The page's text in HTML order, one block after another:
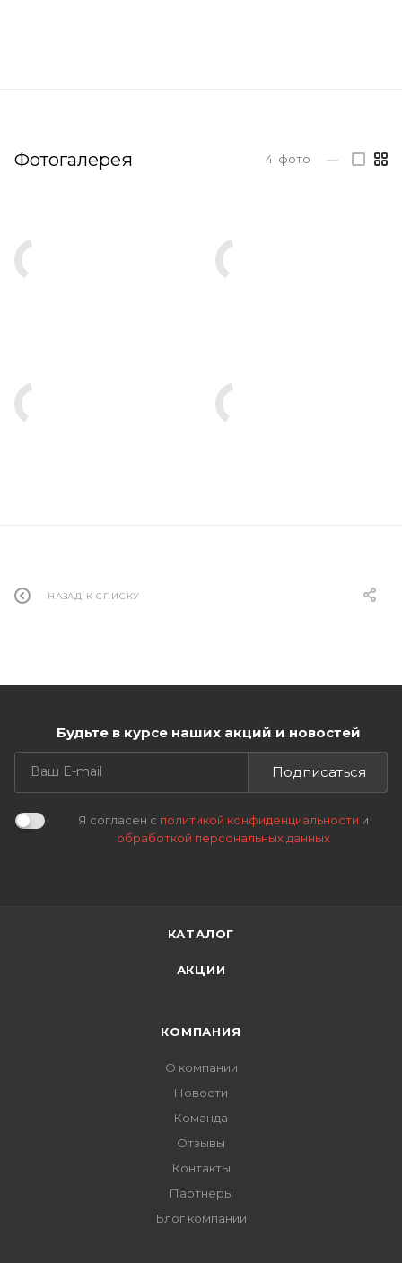
Фотогалерея 4 фото —
НАЗАД К СПИСКУ
Будьте в курсе наших акций и новостей
Подписаться
Я согласен с политикой конфиденциальности и
обработкой персональных данных
КАТАЛОГ
АКЦИИ
КОМПАНИЯ
О компании
Новости
Команда
Отзывы
Контакты
Партнеры
Блог компании